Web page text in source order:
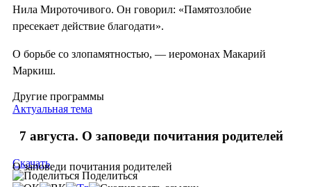
Нила Мироточивого. Он говорил: «Памятозлобие
пресекает действие благодати».
О борьбе со злопамятностью, — иеромонах Макарий
Маркиш.
Другие программы
Актуальная тема
7 августа. О заповеди почитания родителей
О заповеди почитания родителей
Скачать
Поделиться